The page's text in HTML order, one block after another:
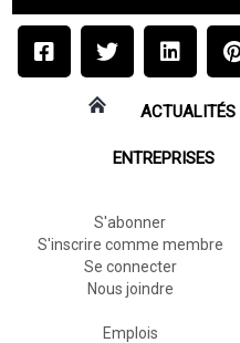
ACTUALITÉS
ENTREPRISES
S'abonner
S'inscrire comme membre
Se connecter
Nous joindre
Emplois